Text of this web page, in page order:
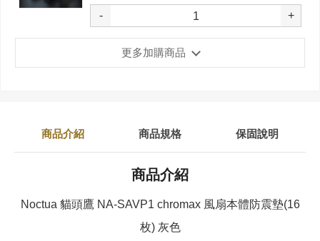
- +
更多加購商品
商品介紹 商品規格 保固說明
商品介紹
Noctua 貓頭鷹 NA-SAVP1 chromax 風扇本體防震墊(16
枚) 灰色